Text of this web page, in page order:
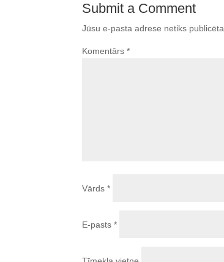
Submit a Comment
Jūsu e-pasta adrese netiks publicēta.
Komentārs*
Vārds*
E-pasts*